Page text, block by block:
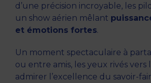
d’une précision incroyable, les
un show aérien mêlant
et émotions fortes.
Un moment spectaculaire à
ou entre amis, les yeux rivés vers
admirer l’excellence du savoir-